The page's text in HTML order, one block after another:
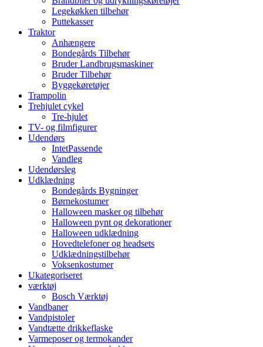
Legekøkken tilbehør
Puttekasser
Traktor
Anhængere
Bondegårds Tilbehør
Bruder Landbrugsmaskiner
Bruder Tilbehør
Byggekøretøjer
Trampolin
Trehjulet cykel
Tre-hjulet
TV- og filmfigurer
Udendørs
IntetPassende
Vandleg
Udendørsleg
Udklædning
Bondegårds Bygninger
Børnekostumer
Halloween masker og tilbehør
Halloween pynt og dekorationer
Halloween udklædning
Hovedtelefoner og headsets
Udklædningstilbehør
Voksenkostumer
Ukategoriseret
værktøj
Bosch Værktøj
Vandbaner
Vandpistoler
Vandtætte drikkeflaske
Varmeposer og termokander